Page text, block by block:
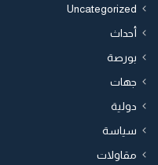
Uncategorized
أحداث
بورصة
جهات
دولية
سياسة
مقاولات